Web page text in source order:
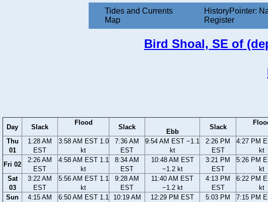
Tides and Currents
Map
HistoryPointer:
Register
Bird Shoal, SE of
Day Slack
Flood
Slack
Ebb
Slack
Thu
01
1:28 AM
EST
3:58 AM EST 1.0
kt
7:36 AM
EST
9:54 AM EST −1.1
kt
2:26 PM
EST
4:27 PM
kt
Fri 02
2:26 AM
EST
4:58 AM EST 1.1
kt
8:34 AM
EST
10:48 AM EST
−1.2 kt
3:21 PM
EST
5:26 PM
kt
Sat
03
3:22 AM
EST
5:56 AM EST 1.1
kt
9:28 AM
EST
11:40 AM EST
−1.2 kt
4:13 PM
EST
6:22 PM
kt
Sun
4:15 AM
6:50 AM EST 1.1
10:19 AM
12:29 PM EST
5:03 PM
7:15 PM